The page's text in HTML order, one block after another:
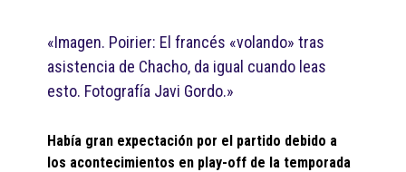
«Imagen. Poirier: El francés «volando» tras
asistencia de Chacho, da igual cuando leas
esto. Fotografía Javi Gordo.»
Había gran expectación por el partido debido a
los acontecimientos en play-off de la temporada